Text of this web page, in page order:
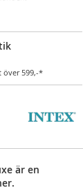
599,-*
är en